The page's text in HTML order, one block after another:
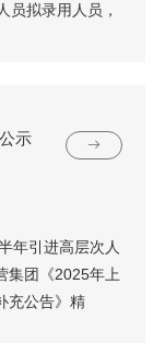
员拟录用人员，
示
年引进高层次人
集团《2025年上
充公告》精